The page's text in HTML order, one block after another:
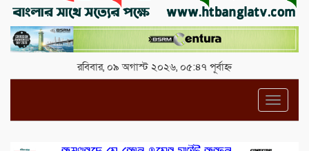
রবিবার, ০৯ অগাস্ট ২০২৬, ০৫:৪৭ পূর্বাহ্ন